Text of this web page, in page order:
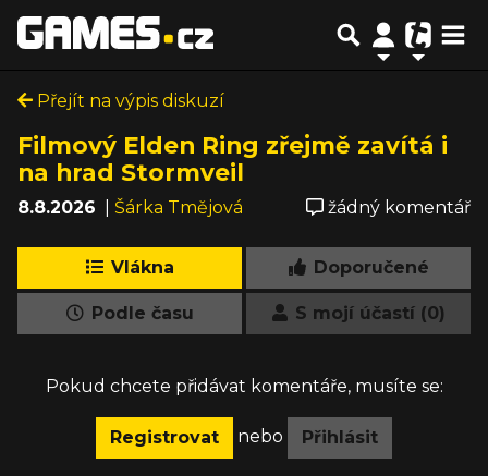
Přejít na výpis diskuzí
Filmový Elden Ring zřejmě zavítá i
na hrad Stormveil
8.8.2026 Šárka Tmějová žádný komentář
Vlákna Doporučené
Podle času S mojí účastí (0)
Pokud chcete přidávat komentáře, musíte se:
Registrovat nebo Přihlásit